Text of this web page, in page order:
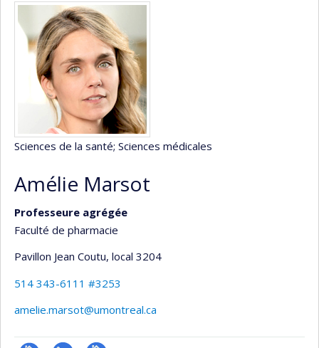
Sciences de la santé; Sciences médicales
Amélie Marsot
Professeure agrégée
Faculté de pharmacie
Pavillon Jean Coutu, local 3204
514 343-6111 #3253
amelie.marsot@umontreal.ca